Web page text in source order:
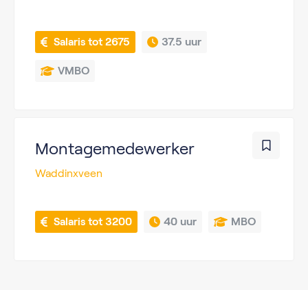
Salaris tot 2675 37.5 uur
VMBO
Montagemedewerker
Waddinxveen
Salaris tot 3200 40 uur MBO